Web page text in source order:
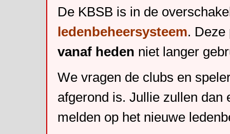
De KBSB is in de
ledenbeheersysteem. Deze
vanaf heden niet langer
We vragen de clubs en
afgerond is. Jullie zullen dan
melden op het nieuwe